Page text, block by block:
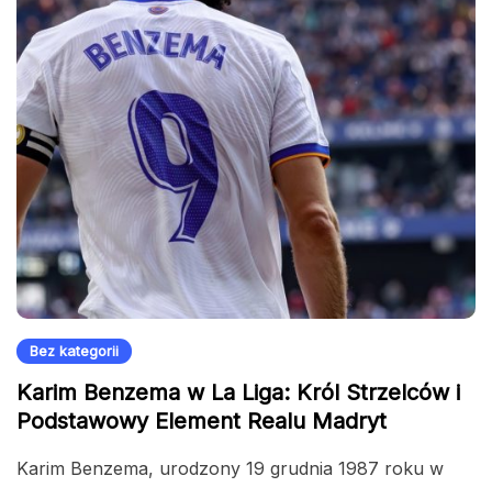
Bez kategorii
Karim Benzema w La Liga: Król Strzelców i
Podstawowy Element Realu Madryt
Karim Benzema, urodzony 19 grudnia 1987 roku w